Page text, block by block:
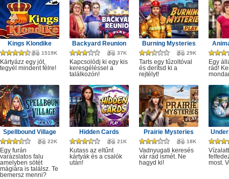
Kings Klondike
1519K
Kártyázz egy jót,
tegyél mindent félre!
Backyard Reunion
37K
Kapcsolódj ki egy kis
keresgéléssel a
találkozón!
Burning Mysteries
29K
Tarts egy tűzoltóval
és derítsd ki a
rejtélyt!
Egy
rád!
Spellbound Village
22K
Egy furán
varázslatos falu
amelyben sötét
mágiára is találsz. Te
bemersz menni?
Hidden Cards
21K
Kutass az eltűnt
kártyák és a csalók
után!
Prairie Mysteries
18K
Vadnyugati keresés
vár rád ismét. Ne
hagyd ki!
most.